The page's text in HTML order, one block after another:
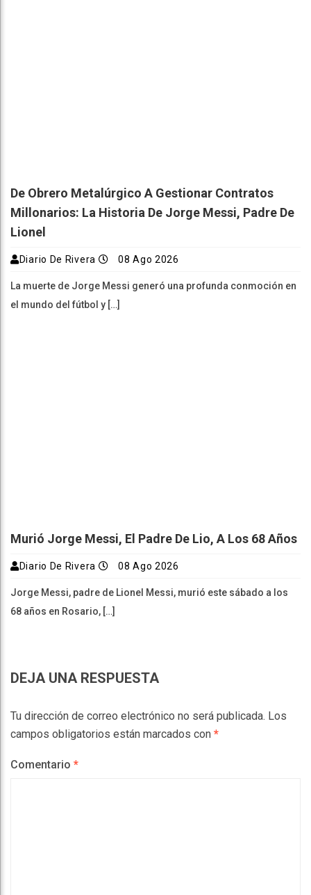
De Obrero Metalúrgico A Gestionar Contratos
Millonarios: La Historia De Jorge Messi, Padre De
Lionel
Diario De Rivera 08 Ago 2026
La muerte de Jorge Messi generó una profunda conmoción en
el mundo del fútbol y […]
Murió Jorge Messi, El Padre De Lio, A Los 68 Años
Diario De Rivera 08 Ago 2026
Jorge Messi, padre de Lionel Messi, murió este sábado a los
68 años en Rosario, […]
DEJA UNA RESPUESTA
Tu dirección de correo electrónico no será publicada. Los
campos obligatorios están marcados con *
Comentario *